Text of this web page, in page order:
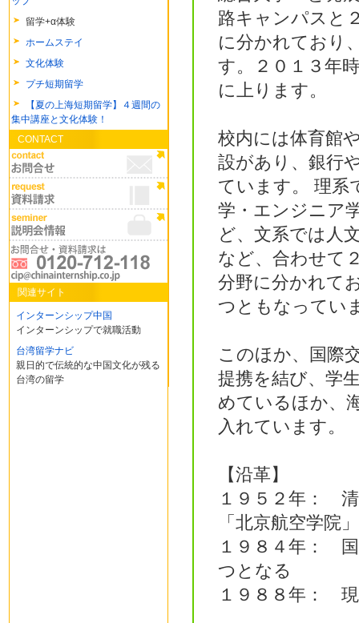
留学+α体験
ホームステイ
文化体験
プチ短期留学
【夏の上海短期留学】４週間の
集中講座と文化体験！
CONTACT
関連サイト
インターンシップ中国
インターンシップで就職活動
台湾留学ナビ
親日的で伝統的な中国文化が残る
台湾の留学
路キャンパスと
に分かれており
す。２０１３年
に上ります。
校内には体育館
設があり、銀行
ています。 理系
学・エンジニア
ど、文系では人
など、合わせて
分野に分かれて
つともなってい
このほか、国際
提携を結び、学
めているほか、
入れています。
【沿革】
１９５２年：
「北京航空学院
１９８４年：
つとなる
１９８８年：